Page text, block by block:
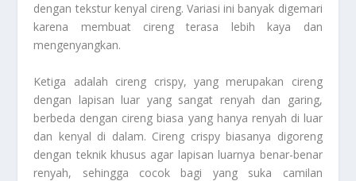
dengan tekstur kenyal cireng. Variasi ini banyak digemari
karena membuat cireng terasa lebih kaya dan
mengenyangkan.
Ketiga adalah cireng crispy, yang merupakan cireng
dengan lapisan luar yang sangat renyah dan garing,
berbeda dengan cireng biasa yang hanya renyah di luar
dan kenyal di dalam. Cireng crispy biasanya digoreng
dengan teknik khusus agar lapisan luarnya benar-benar
renyah, sehingga cocok bagi yang suka camilan